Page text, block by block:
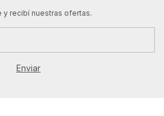
y recibí nuestras ofertas.